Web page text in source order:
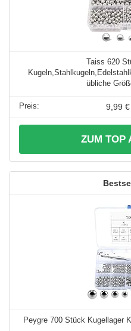
Taiss 620
übliche
9,99 €
ZUM TOP
Peygre 700 Stück Kugellager